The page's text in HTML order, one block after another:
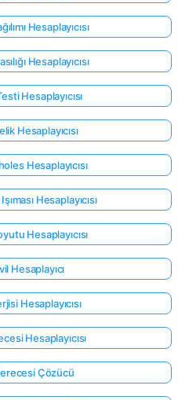
Hesaplayıcısı
Hesaplayıcısı
Hesaplayıcısı
Hesaplayıcısı
Hesaplayıcısı
Hesaplayıcısı
Hesaplayıcısı
Hesaplayıcı
Hesaplayıcısı
Hesaplayıcısı
Çözücü